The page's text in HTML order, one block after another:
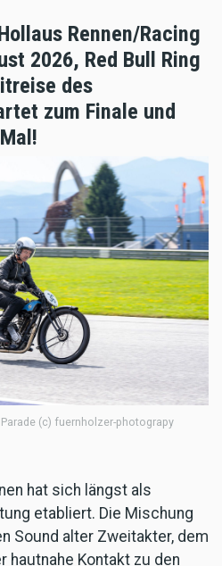
Rennen/Racing
2026, Red Bull Ring
des
zum Finale und
(c) fuernholzer-photograpy
hat sich längst als
etabliert. Die Mischung
Sound alter Zweitakter, dem
hautnahe Kontakt zu den